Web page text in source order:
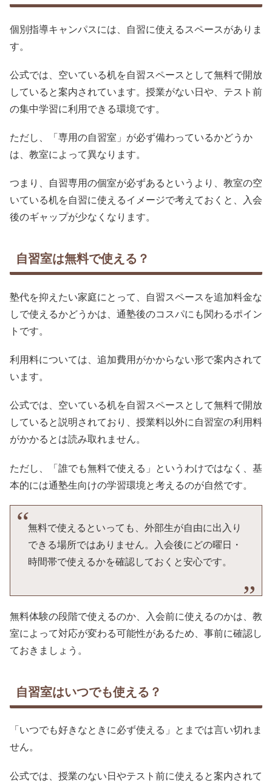
個別指導キャンパスには、自習に使えるスペースがありま
す。
公式では、空いている机を自習スペースとして無料で開放
していると案内されています。授業がない日や、テスト前
の集中学習に利用できる環境です。
ただし、「専用の自習室」が必ず備わっているかどうか
は、教室によって異なります。
つまり、自習専用の個室が必ずあるというより、教室の空
いている机を自習に使えるイメージで考えておくと、入会
後のギャップが少なくなります。
自習室は無料で使える？
塾代を抑えたい家庭にとって、自習スペースを追加料金な
しで使えるかどうかは、通塾後のコスパにも関わるポイン
トです。
利用料については、追加費用がかからない形で案内されて
います。
公式では、空いている机を自習スペースとして無料で開放
していると説明されており、授業料以外に自習室の利用料
がかかるとは読み取れません。
ただし、「誰でも無料で使える」というわけではなく、基
本的には通塾生向けの学習環境と考えるのが自然です。
無料で使えるといっても、外部生が自由に出入り
できる場所ではありません。入会後にどの曜日・
時間帯で使えるかを確認しておくと安心です。
無料体験の段階で使えるのか、入会前に使えるのかは、教
室によって対応が変わる可能性があるため、事前に確認し
ておきましょう。
自習室はいつでも使える？
「いつでも好きなときに必ず使える」とまでは言い切れま
せん。
公式では、授業のない日やテスト前に使えると案内されて